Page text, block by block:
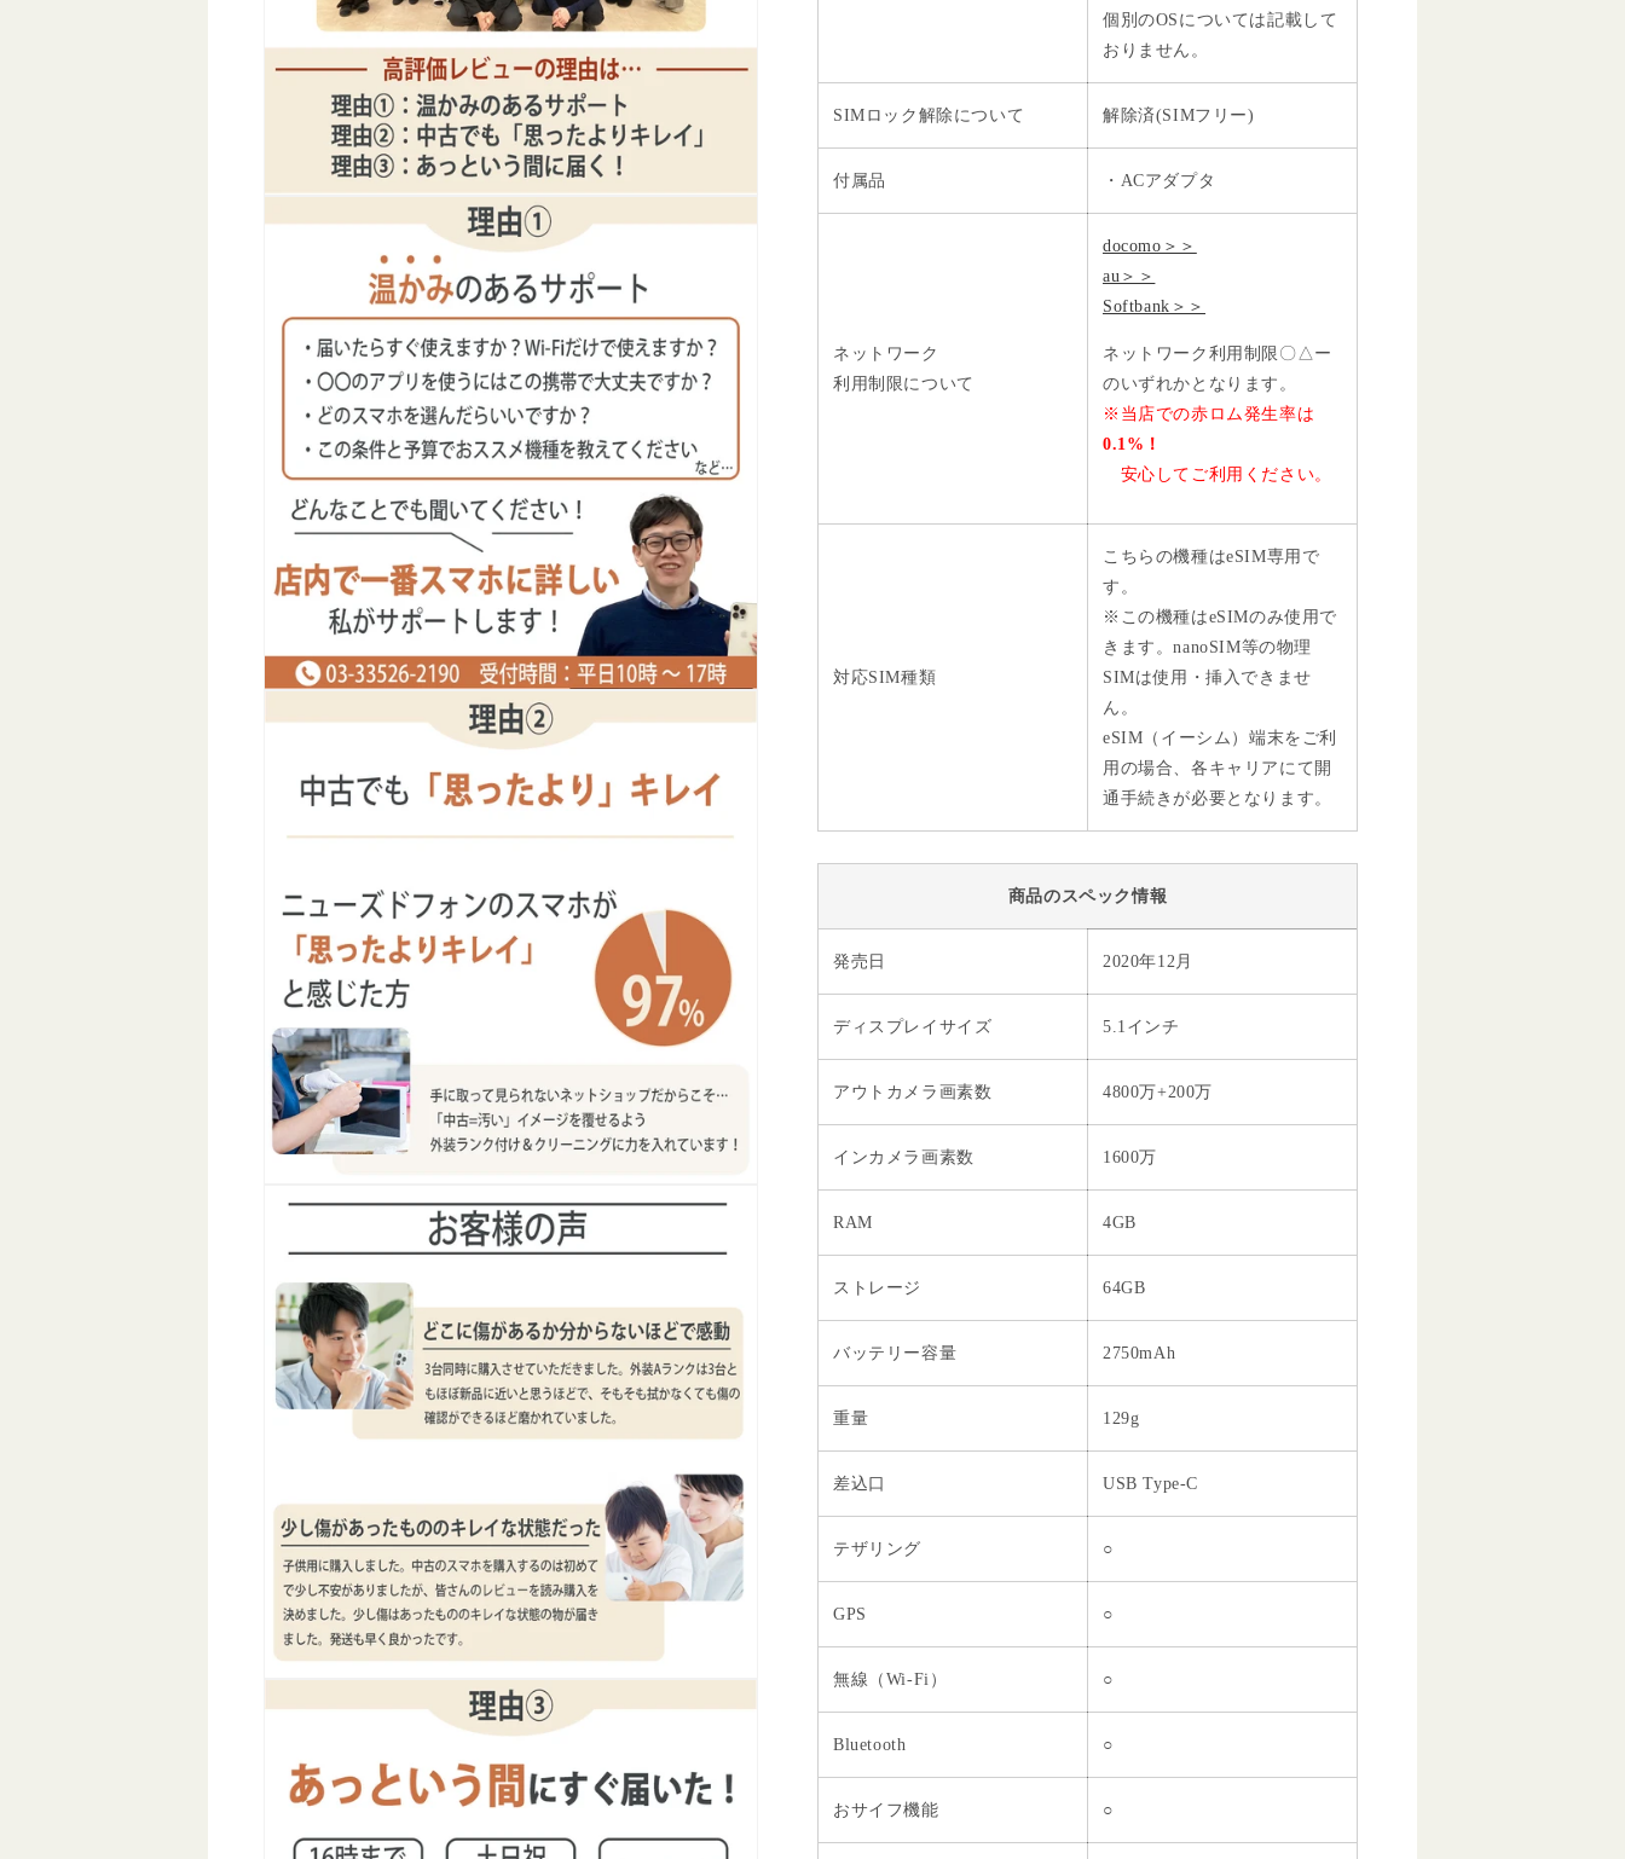
個別のOSについては記載して
おりません。
SIMロック解除について 解除済(SIMフリー)
付属品 ・ACアダプタ
ネットワーク
利用制限について
docomo＞＞
au＞＞
Softbank＞＞
ネットワーク利用制限〇△ー
のいずれかとなります。
※当店での赤ロム発生率は
0.1%！
安心してご利用ください。
対応SIM種類
こちらの機種はeSIM専用で
す。
※この機種はeSIMのみ使用で
きます。nanoSIM等の物理
SIMは使用・挿入できませ
ん。
eSIM（イーシム）端末をご利
用の場合、各キャリアにて開
通手続きが必要となります。
商品のスペック情報
発売日 2020年12月
ディスプレイサイズ 5.1インチ
アウトカメラ画素数 4800万+200万
インカメラ画素数 1600万
RAM 4GB
ストレージ 64GB
バッテリー容量 2750mAh
重量 129g
差込口 USB Type-C
テザリング ○
GPS ○
無線（Wi-Fi） ○
Bluetooth ○
おサイフ機能 ○